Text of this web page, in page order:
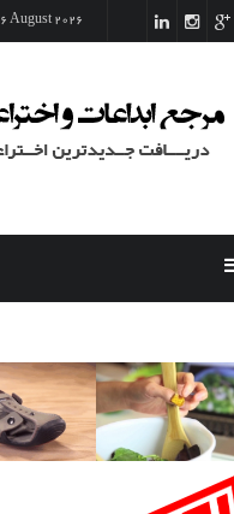
August 2026